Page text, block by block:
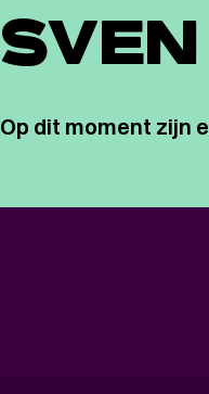
Op dit moment zijn